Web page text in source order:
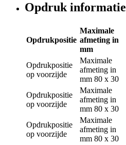
Opdruk informatie
Opdrukpositie
Maximale
afmeting in
mm
Opdrukpositie
op voorzijde
Maximale
afmeting in
mm 80 x 30
Opdrukpositie
op voorzijde
Maximale
afmeting in
mm 80 x 30
Opdrukpositie
op voorzijde
Maximale
afmeting in
mm 80 x 30